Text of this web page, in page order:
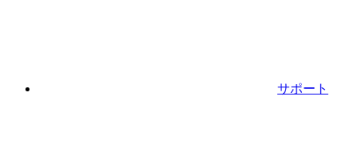
サポート